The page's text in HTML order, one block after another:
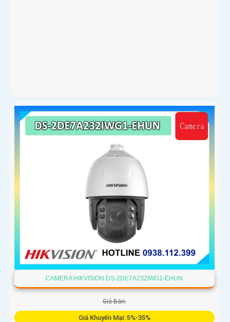
CAMERA HIKVISION DS-2DE7A232IWG1-EHUN
Giá Bán:
Giá Khuyến Mại: 5%-35%